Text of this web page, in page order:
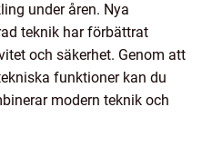
under åren. Nya
teknik har förbättrat
och säkerhet. Genom att
funktioner kan du
modern teknik och